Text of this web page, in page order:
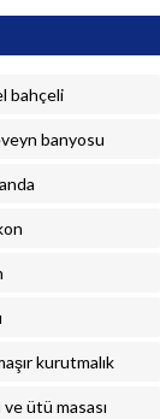
bahçeli
banyosu
kurutmalık
ütü masası